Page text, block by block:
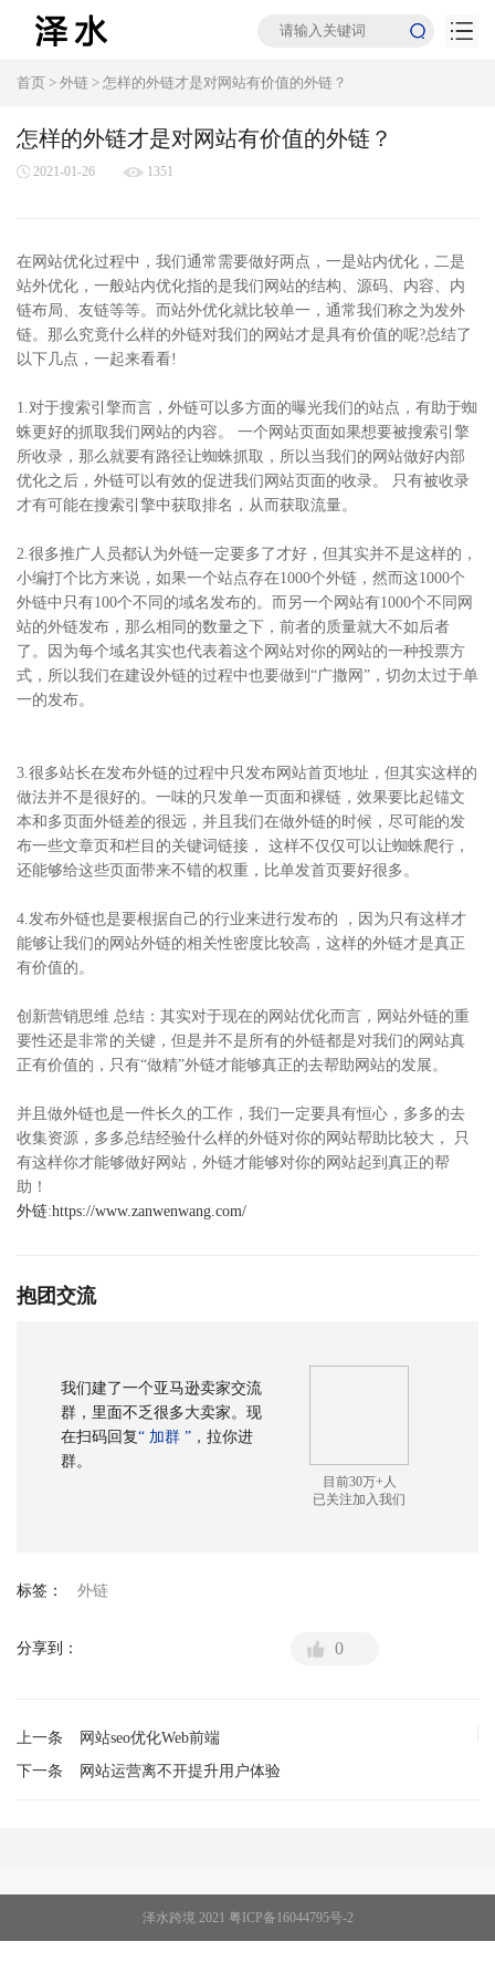
首页 > 外链 > 怎样的外链才是对网站有价值的外链？
怎样的外链才是对网站有价值的外链？
2021-01-26 1351
在网站优化过程中，我们通常需要做好两点，一是站内优化，二是
站外优化，一般站内优化指的是我们网站的结构、源码、内容、内
链布局、友链等等。而站外优化就比较单一，通常我们称之为发外
链。那么究竟什么样的外链对我们的网站才是具有价值的呢?总结了
以下几点，一起来看看!
1.对于搜索引擎而言，外链可以多方面的曝光我们的站点，有助于蜘
蛛更好的抓取我们网站的内容。 一个网站页面如果想要被搜索引擎
所收录，那么就要有路径让蜘蛛抓取，所以当我们的网站做好内部
优化之后，外链可以有效的促进我们网站页面的收录。 只有被收录
才有可能在搜索引擎中获取排名，从而获取流量。
2.很多推广人员都认为外链一定要多了才好，但其实并不是这样的，
小编打个比方来说，如果一个站点存在1000个外链，然而这1000个
外链中只有100个不同的域名发布的。而另一个网站有1000个不同网
站的外链发布，那么相同的数量之下，前者的质量就大不如后者
了。因为每个域名其实也代表着这个网站对你的网站的一种投票方
式，所以我们在建设外链的过程中也要做到“广撒网”，切勿太过于单
一的发布。
3.很多站长在发布外链的过程中只发布网站首页地址，但其实这样的
做法并不是很好的。一味的只发单一页面和裸链，效果要比起锚文
本和多页面外链差的很远，并且我们在做外链的时候，尽可能的发
布一些文章页和栏目的关键词链接， 这样不仅仅可以让蜘蛛爬行，
还能够给这些页面带来不错的权重，比单发首页要好很多。
4.发布外链也是要根据自己的行业来进行发布的 ，因为只有这样才
能够让我们的网站外链的相关性密度比较高，这样的外链才是真正
有价值的。
创新营销思维 总结：其实对于现在的网站优化而言，网站外链的重
要性还是非常的关键，但是并不是所有的外链都是对我们的网站真
正有价值的，只有“做精”外链才能够真正的去帮助网站的发展。
并且做外链也是一件长久的工作，我们一定要具有恒心，多多的去
收集资源，多多总结经验什么样的外链对你的网站帮助比较大， 只
有这样你才能够做好网站，外链才能够对你的网站起到真正的帮
助！
外链:https://www.zanwenwang.com/
抱团交流
我们建了一个亚马逊卖家交流
群，里面不乏很多大卖家。现
在扫码回复“ 加群 ” ，拉你进
群。
目前30万+人
已关注加入我们
标签： 外链
分享到： 0
网站seo优化Web前端
上一条
网站运营离不开提升用户体验
下一条
泽水跨境 2021 粤ICP备16044795号-2